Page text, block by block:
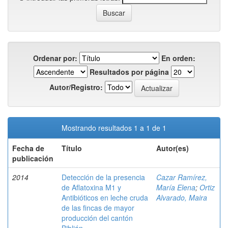
Ordenar por:
En orden:
Resultados por página
Autor/Registro:
Mostrando resultados 1 a 1 de 1
Fecha de
publicación
Título Autor(es)
2014
Detección de la presencia
de Aflatoxina M1 y
Antibióticos en leche cruda
de las fincas de mayor
producción del cantón
Cazar Ramírez,
María Elena; Ortiz
Alvarado, Maira